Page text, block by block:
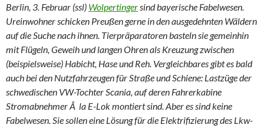
Berlin, 3. Februar (ssl) Wolpertingersind bayerische Fabelwesen.
Ureinwohner schicken Preußen gerne in den ausgedehnten Wäldern
auf die Suche nach ihnen. Tierpräparatoren basteln sie gemeinhin
mit Flügeln, Geweih und langen Ohren als Kreuzung zwischen
(beispielsweise) Habicht, Hase und Reh. Vergleichbares gibt es bald
auch bei den Nutzfahrzeugen für Straße und Schiene: Lastzüge der
schwedischen VW-Tochter Scania, auf deren Fahrerkabine
Stromabnehmer Ã la E-Lok montiert sind. Aber es sind keine
Fabelwesen. Sie sollen eine Lösung für die Elektrifizierung des Lkw-